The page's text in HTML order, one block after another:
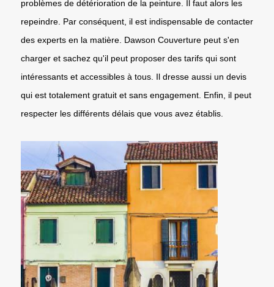
problèmes de détérioration de la peinture. Il faut alors les
repeindre. Par conséquent, il est indispensable de contacter
des experts en la matière. Dawson Couverture peut s'en
charger et sachez qu'il peut proposer des tarifs qui sont
intéressants et accessibles à tous. Il dresse aussi un devis
qui est totalement gratuit et sans engagement. Enfin, il peut
respecter les différents délais que vous avez établis.